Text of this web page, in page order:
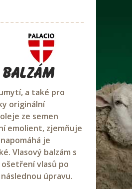
a také pro
originální
ze semen
emolient, zjemňuje
je
Vlasový balzám s
vlasů po
úpravu.